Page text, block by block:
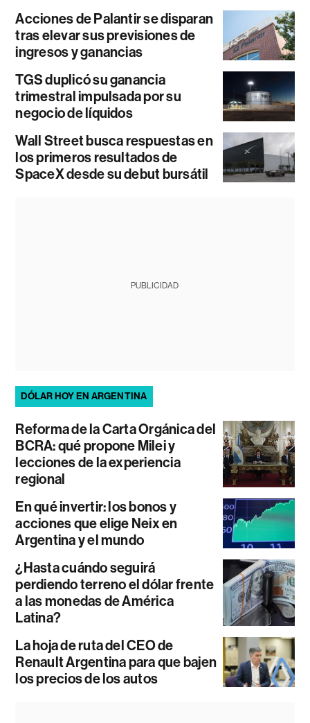
Acciones de Palantir se disparan
tras elevar sus previsiones de
ingresos y ganancias
TGS duplicó su ganancia
trimestral impulsada por su
negocio de líquidos
Wall Street busca respuestas en
los primeros resultados de
SpaceX desde su debut bursátil
PUBLICIDAD
DÓLAR HOY EN ARGENTINA
Reforma de la Carta Orgánica del
BCRA: qué propone Milei y
lecciones de la experiencia
regional
En qué invertir: los bonos y
acciones que elige Neix en
Argentina y el mundo
¿Hasta cuándo seguirá
perdiendo terreno el dólar frente
a las monedas de América
Latina?
La hoja de ruta del CEO de
Renault Argentina para que bajen
los precios de los autos